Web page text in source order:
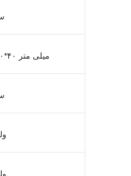
۴۳۰*۱۰۰*۴۰ میلی متر